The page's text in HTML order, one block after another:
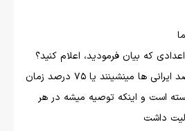
که بیان فرمودید، اعلام کنید؟
مثلا در مورد اینکه 60 درصد ایرانی ها مینشینند یا 75 درصد زمان
است و اینکه توصیه میشه در هر